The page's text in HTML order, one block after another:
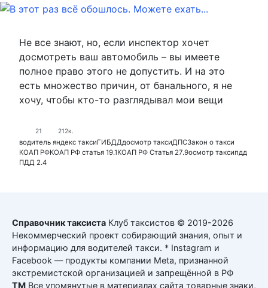
Не все знают, но, если инспектор хочет
досмотреть ваш автомобиль – вы имеете
полное право этого не допустить. И на это
есть множество причин, от банального, я не
хочу, чтобы кто-то разглядывал мои вещи
21 212к.
водитель яндекс таксиГИБДДдосмотр таксиДПСЗакон о такси
КОАП РФКОАП РФ статья 19.1КОАП РФ Статья 27.9осмотр таксипдд
ПДД 2.4
Справочник таксиста Клуб таксистов © 2019-2026
Некоммерческий проект собирающий знания, опыт и
информацию для водителей такси. * Instagram и
Facebook — продукты компании Meta, признанной
экстремистской организацией и запрещённой в РФ
ТМ Все упомянутые в материалах сайта товарные знаки,